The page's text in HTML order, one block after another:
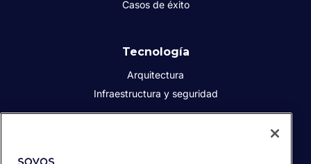
Casos de éxito
Tecnología
Arquitectura
Infraestructura y seguridad